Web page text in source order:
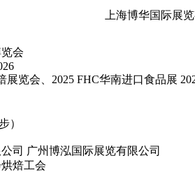
上海博华国际展
会
展览会、2025 FHC华南进口食品展
）
司 广州博泓国际展览有限公司
焙工会